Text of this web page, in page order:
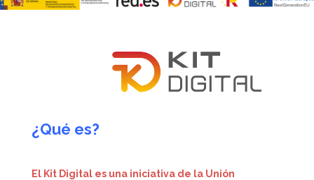
¿Qué es?
El Kit Digital es una iniciativa de la Unión